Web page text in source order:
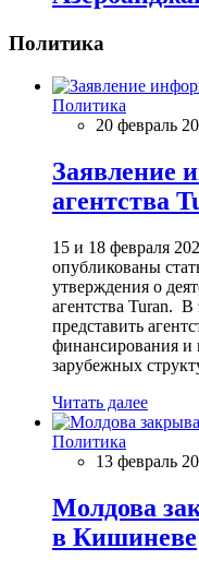
Политика
Политика
20 февраль
Заявление
агентства
15 и 18 февраля
опубликованы
утверждения о
агентства Turan. В
представить
финансирования и
зарубежных
Читать далее
Политика
13 февраль
Молдова
в Кишиневе